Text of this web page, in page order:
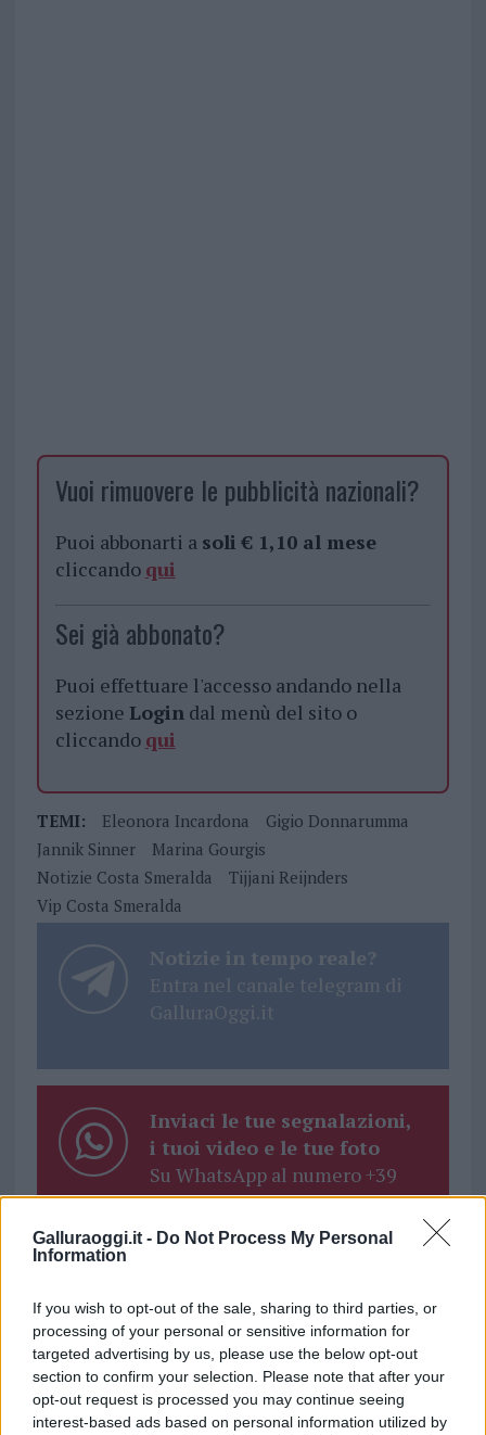
Galluraoggi.it - Do Not Process My Personal
Information
If you wish to opt-out of the sale, sharing to third parties, or
processing of your personal or sensitive information for
targeted advertising by us, please use the below opt-out
section to confirm your selection. Please note that after your
opt-out request is processed you may continue seeing
interest-based ads based on personal information utilized by
Vuoi rimuovere le pubblicità nazionali?
Puoi abbonarti a soli € 1,10 al mese
cliccando qui
Sei già abbonato?
Puoi effettuare l'accesso andando nella
sezione Logindal menù del sito o
cliccando qui
TEMI: Eleonora Incardona
Gigio Donnarumma
Jannik Sinner
Marina Gourgis
Notizie Costa Smeralda
Tijjani Reijnders
Vip Costa Smeralda
Notizie in tempo reale?
Entra nel canale telegram di
GalluraOggi.it
Inviaci le tue segnalazioni,
i tuoi video e le tue foto
Su WhatsApp al numero +39
345 356 7512
Ricevi le nostre ultime news
daGoogle News